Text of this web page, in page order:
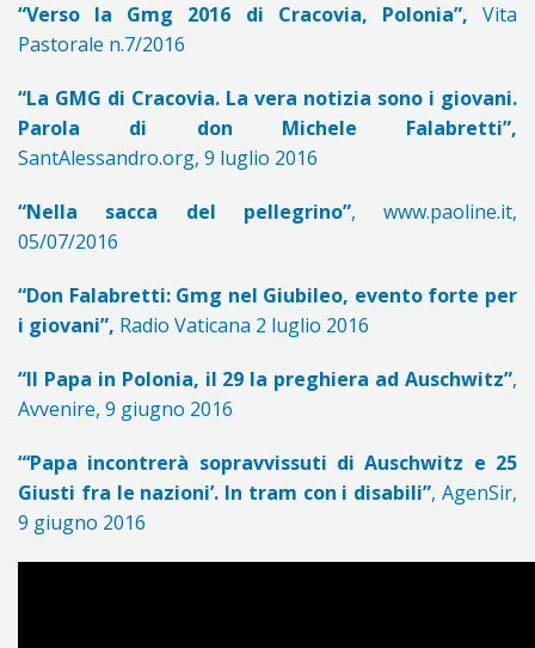
“Verso la Gmg 2016 di Cracovia, Polonia”, Vita
Pastorale n.7/2016
“La GMG di Cracovia. La vera notizia sono i giovani.
Parola di don Michele Falabretti”,
SantAlessandro.org, 9 luglio 2016
“Nella sacca del pellegrino”, www.paoline.it,
05/07/2016
“Don Falabretti: Gmg nel Giubileo, evento forte per
i giovani”, Radio Vaticana 2 luglio 2016
“Il Papa in Polonia, il 29 la preghiera ad Auschwitz”,
Avvenire, 9 giugno 2016
“‘Papa incontrerà sopravvissuti di Auschwitz e 25
Giusti fra le nazioni’. In tram con i disabili”, AgenSir,
9 giugno 2016